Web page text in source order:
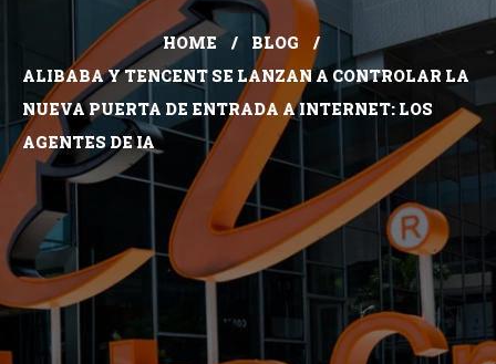
HOME
BLOG
ALIBABA Y TENCENT SE LANZAN A CONTROLAR LA
NUEVA PUERTA DE ENTRADA A INTERNET: LOS
AGENTES DE IA